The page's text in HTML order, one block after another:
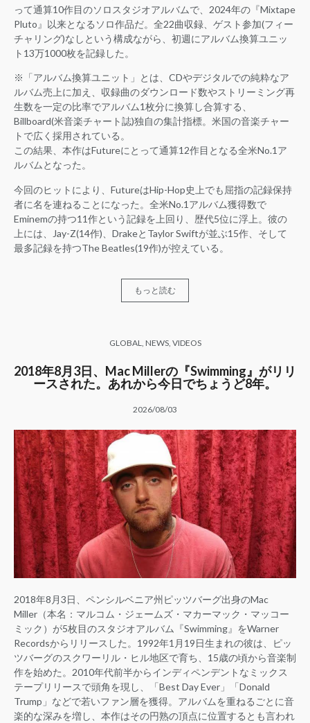
って通算10作目のソロスタジオアルバムで、2024年の『Mixtape
Pluto』以来となるソロ作品だ。全22曲収録、ゲスト参加(フィー
チャリング)なしという構成ながら、初週にアルバム換算ユニッ
ト13万1000枚を記録した。
※「アルバム換算ユニット」とは、CDやデジタルでの純粋なア
ルバム売上に加え、収録曲のダウンロード数やストリーミング再
生数を一定の比率でアルバム1枚分に換算し合算する、
Billboard(米音楽チャート誌)独自の集計指標。米国の音楽チャー
トで広く採用されている。
この結果、本作はFutureにとって通算12作目となる全米No.1ア
ルバムとなった。
今回のヒットにより、FutureはHip-Hop史上でも屈指の記録保持
者に名を連ねることになった。全米No.1アルバム獲得数で
Eminemの持つ11作という記録を上回り、歴代5位に浮上。彼の
上には、Jay-Z(14作)、DrakeとTaylor Swiftが並ぶ15作、そして
最多記録を持つThe Beatles(19作)が控えている。
もっと読む
GLOBAL, NEWS, VIDEOS
2018年8月3日、Mac Millerの『Swimming』がリリ
ースされた。あれから今日でちょうど8年。
2026/08/03
2018年8月3日、ペンシルベニア州ピッツバーグ出身のMac
Miller（本名：マルコム・ジェームズ・マカーマック・マッコー
ミック）が5枚目のスタジオアルバム『Swimming』をWarner
Recordsからリリースした。1992年1月19日生まれの彼は、ピッ
ツバーグのスクワーリル・ヒル地区で育ち、15歳の頃から音楽制
作を始めた。2010年代前半からインディペンデントなミックス
テープリリースで頭角を現し、「Best Day Ever」「Donald
Trump」などで若いファン層を獲得。アルバムを重ねるごとに音
楽的な深みを増し、本作はその円熟の頂点に位置するとも言われ